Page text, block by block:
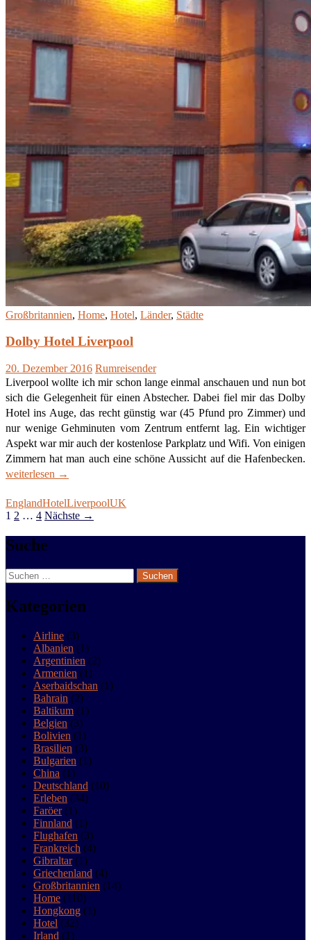
Großbritannien, Home, Hotel, Länder, Städte
Dolby Hotel Liverpool
20. Dezember 2016 Rumreisender
Liverpool wollte ich mir schon lange einmal anschauen und nun bot
sich die Gelegenheit für einen Abstecher. Dabei fiel mir das Dolby
Hotel ins Auge, das recht günstig war (45 Pfund pro Zimmer) und
nur wenige Gehminuten vom Zentrum entfernt lag. Ein wichtiger
Aspekt war mir auch der kostenlose Parkplatz und Wifi. Von einigen
Zimmern hat man auch eine schöne Aussicht auf die Hafenbecken.
weiterlesen →
EnglandHotelLiverpoolUK
Beitragsnavigation
1 2 … 4 Nächste →
Suche
Suchen
nach:
Kategorien
Airline (3)
Albanien (1)
Argentinien (2)
Armenien (1)
Aserbaidschan (1)
Bahrain (2)
Baltikum (1)
Belgien (3)
Bolivien (1)
Brasilien (3)
Bulgarien (1)
China (1)
Deutschland (10)
Erleben (34)
Faröer(1)
Finnland (1)
Flughafen (3)
Frankreich (4)
Gibraltar(1)
Griechenland (4)
Großbritannien (14)
Home (110)
Hongkong (1)
Hotel (32)
Irland (1)